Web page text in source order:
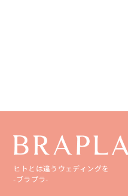
ヒトとは違うウェディングを
-ブラプラ-